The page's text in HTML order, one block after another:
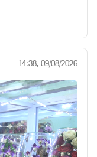
14:38, 09/08/2026